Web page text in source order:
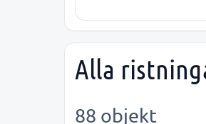
Alla
88 objekt